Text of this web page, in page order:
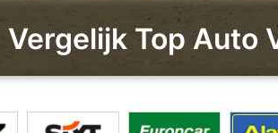
Vergelijk Top Auto